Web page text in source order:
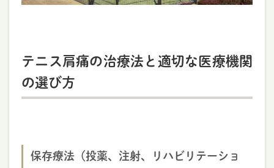
テニス肩痛の治療法と適切な医療機関
の選び方
保存療法（投薬、注射、リハビリテーショ